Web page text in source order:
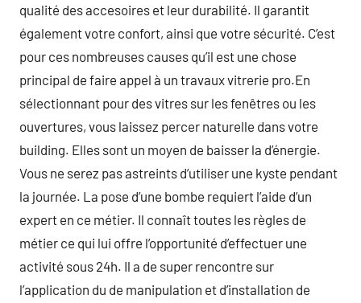
qualité des accesoires et leur durabilité. Il garantit
également votre confort, ainsi que votre sécurité. C’est
pour ces nombreuses causes qu’il est une chose
principal de faire appel à un travaux vitrerie pro.En
sélectionnant pour des vitres sur les fenêtres ou les
ouvertures, vous laissez percer naturelle dans votre
building. Elles sont un moyen de baisser la d’énergie.
Vous ne serez pas astreints d’utiliser une kyste pendant
la journée. La pose d’une bombe requiert l’aide d’un
expert en ce métier. Il connaît toutes les règles de
métier ce qui lui offre l’opportunité d’effectuer une
activité sous 24h. Il a de super rencontre sur
l’application du de manipulation et d’installation de